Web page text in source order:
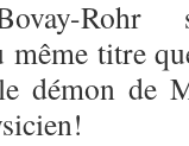
Rohr
même titre
démon de